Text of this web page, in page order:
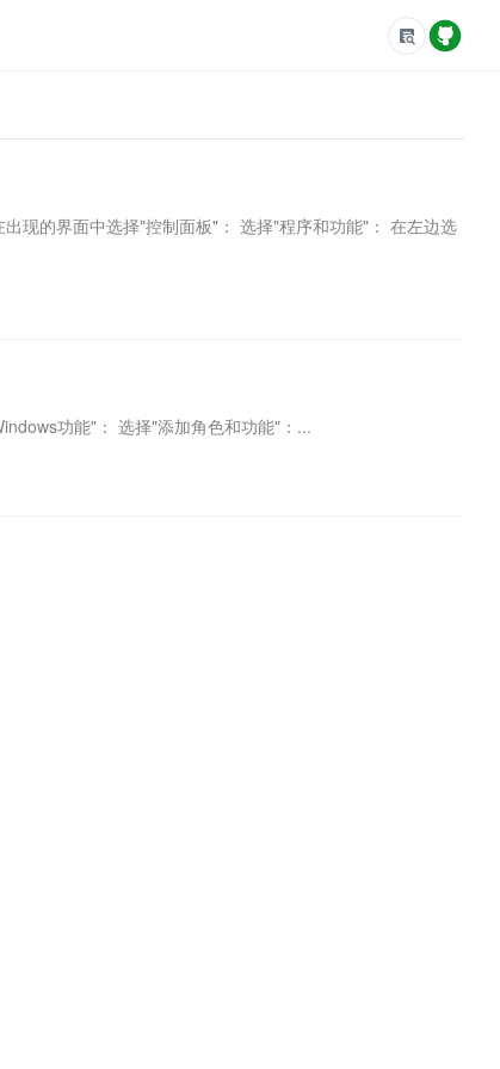
现的界面中选择"控制面板"： 选择"程序和功能"： 在左边选
功能"： 选择"添加角色和功能"：...